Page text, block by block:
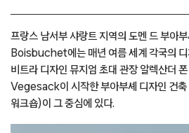
프랑스 남서부 샤랑트 지역의 도멘 드 부
Boisbuchet에는 매년 여름 세계 각국의 디
비트라 디자인 뮤지엄 초대 관장 알렉산
Vegesack이 시작한 부아부셰 디자인 건축
워크숍)이 그 중심에 있다.